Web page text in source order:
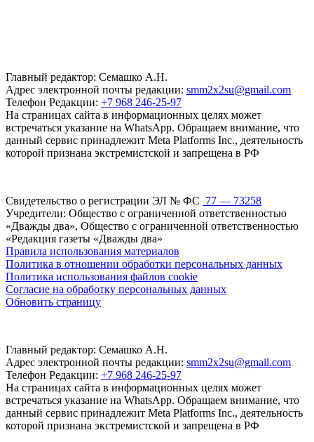
Главный редактор: Семашко А.Н.
Адрес электронной почты редакции: smm2x2su@gmail.com
Телефон Редакции: +7 968 246-25-97
На страницах сайта в информационных целях может
встречаться указание на WhatsApp. Обращаем внимание, что
данный сервис принадлежит Meta Platforms Inc., деятельность
которой признана экстремистской и запрещена в РФ
Свидетельство о регистрации ЭЛ № ФС 77 — 73258
Учредители: Общество с ограниченной ответственностью
«Дважды два», Общество с ограниченной ответственностью
«Редакция газеты «Дважды два»
Правила использования материалов
Политика в отношении обработки персональных данных
Политика использования файлов cookie
Согласие на обработку персональных данных
Обновить страницу
Главный редактор: Семашко А.Н.
Адрес электронной почты редакции: smm2x2su@gmail.com
Телефон Редакции: +7 968 246-25-97
На страницах сайта в информационных целях может
встречаться указание на WhatsApp. Обращаем внимание, что
данный сервис принадлежит Meta Platforms Inc., деятельность
которой признана экстремистской и запрещена в РФ